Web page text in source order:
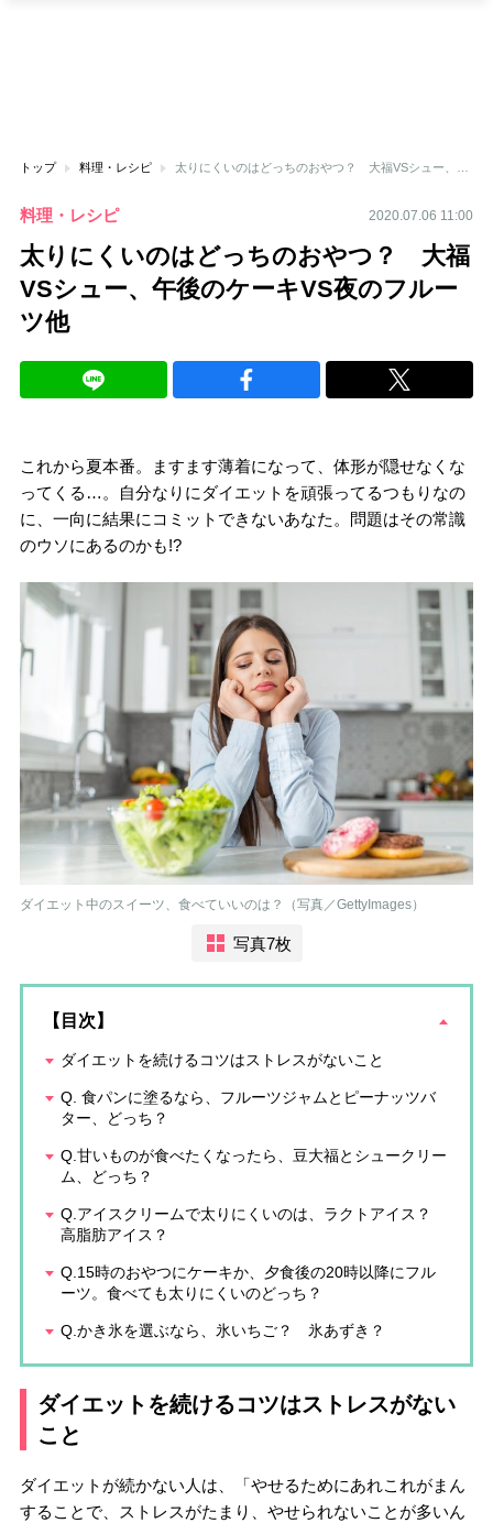
トップ 料理・レシピ
料理・レシピ 2020.07.06 11:00
太りにくいのはどっちのおやつ？ 大福
VSシュー、午後のケーキVS夜のフルー
ツ他
これから夏本番。ますます薄着になって、体形が隠せなくな
ってくる…。自分なりにダイエットを頑張ってるつもりなの
に、一向に結果にコミットできないあなた。問題はその常識
のウソにあるのかも!?
ダイエット中のスイーツ、食べていいのは？（写真／GettyImages）
写真7枚
【目次】
ダイエットを続けるコツはストレスがないこと
Q. 食パンに塗るなら、フルーツジャムとピーナッツバ
ター、どっち？
Q.甘いものが食べたくなったら、豆大福とシュークリー
ム、どっち？
Q.アイスクリームで太りにくいのは、ラクトアイス？
高脂肪アイス？
Q.15時のおやつにケーキか、夕食後の20時以降にフル
ーツ。食べても太りにくいのどっち？
Q.かき氷を選ぶなら、氷いちご？ 氷あずき？
ダイエットを続けるコツはストレスがない
こと
ダイエットが続かない人は、「やせるためにあれこれがまん
することで、ストレスがたまり、やせられないことが多いん